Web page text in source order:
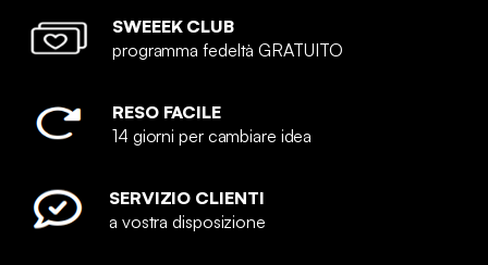
SWEEEK CLUB
programma fedeltà GRATUITO
RESO FACILE
14 giorni per cambiare idea
SERVIZIO CLIENTI
a vostra disposizione